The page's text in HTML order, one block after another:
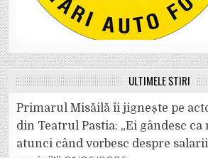
ULTIMELE ȘTIRI
Primarul Misăilă îi jignește pe
din Teatrul Pastia: „Ei gândesc
atunci când vorbesc despre